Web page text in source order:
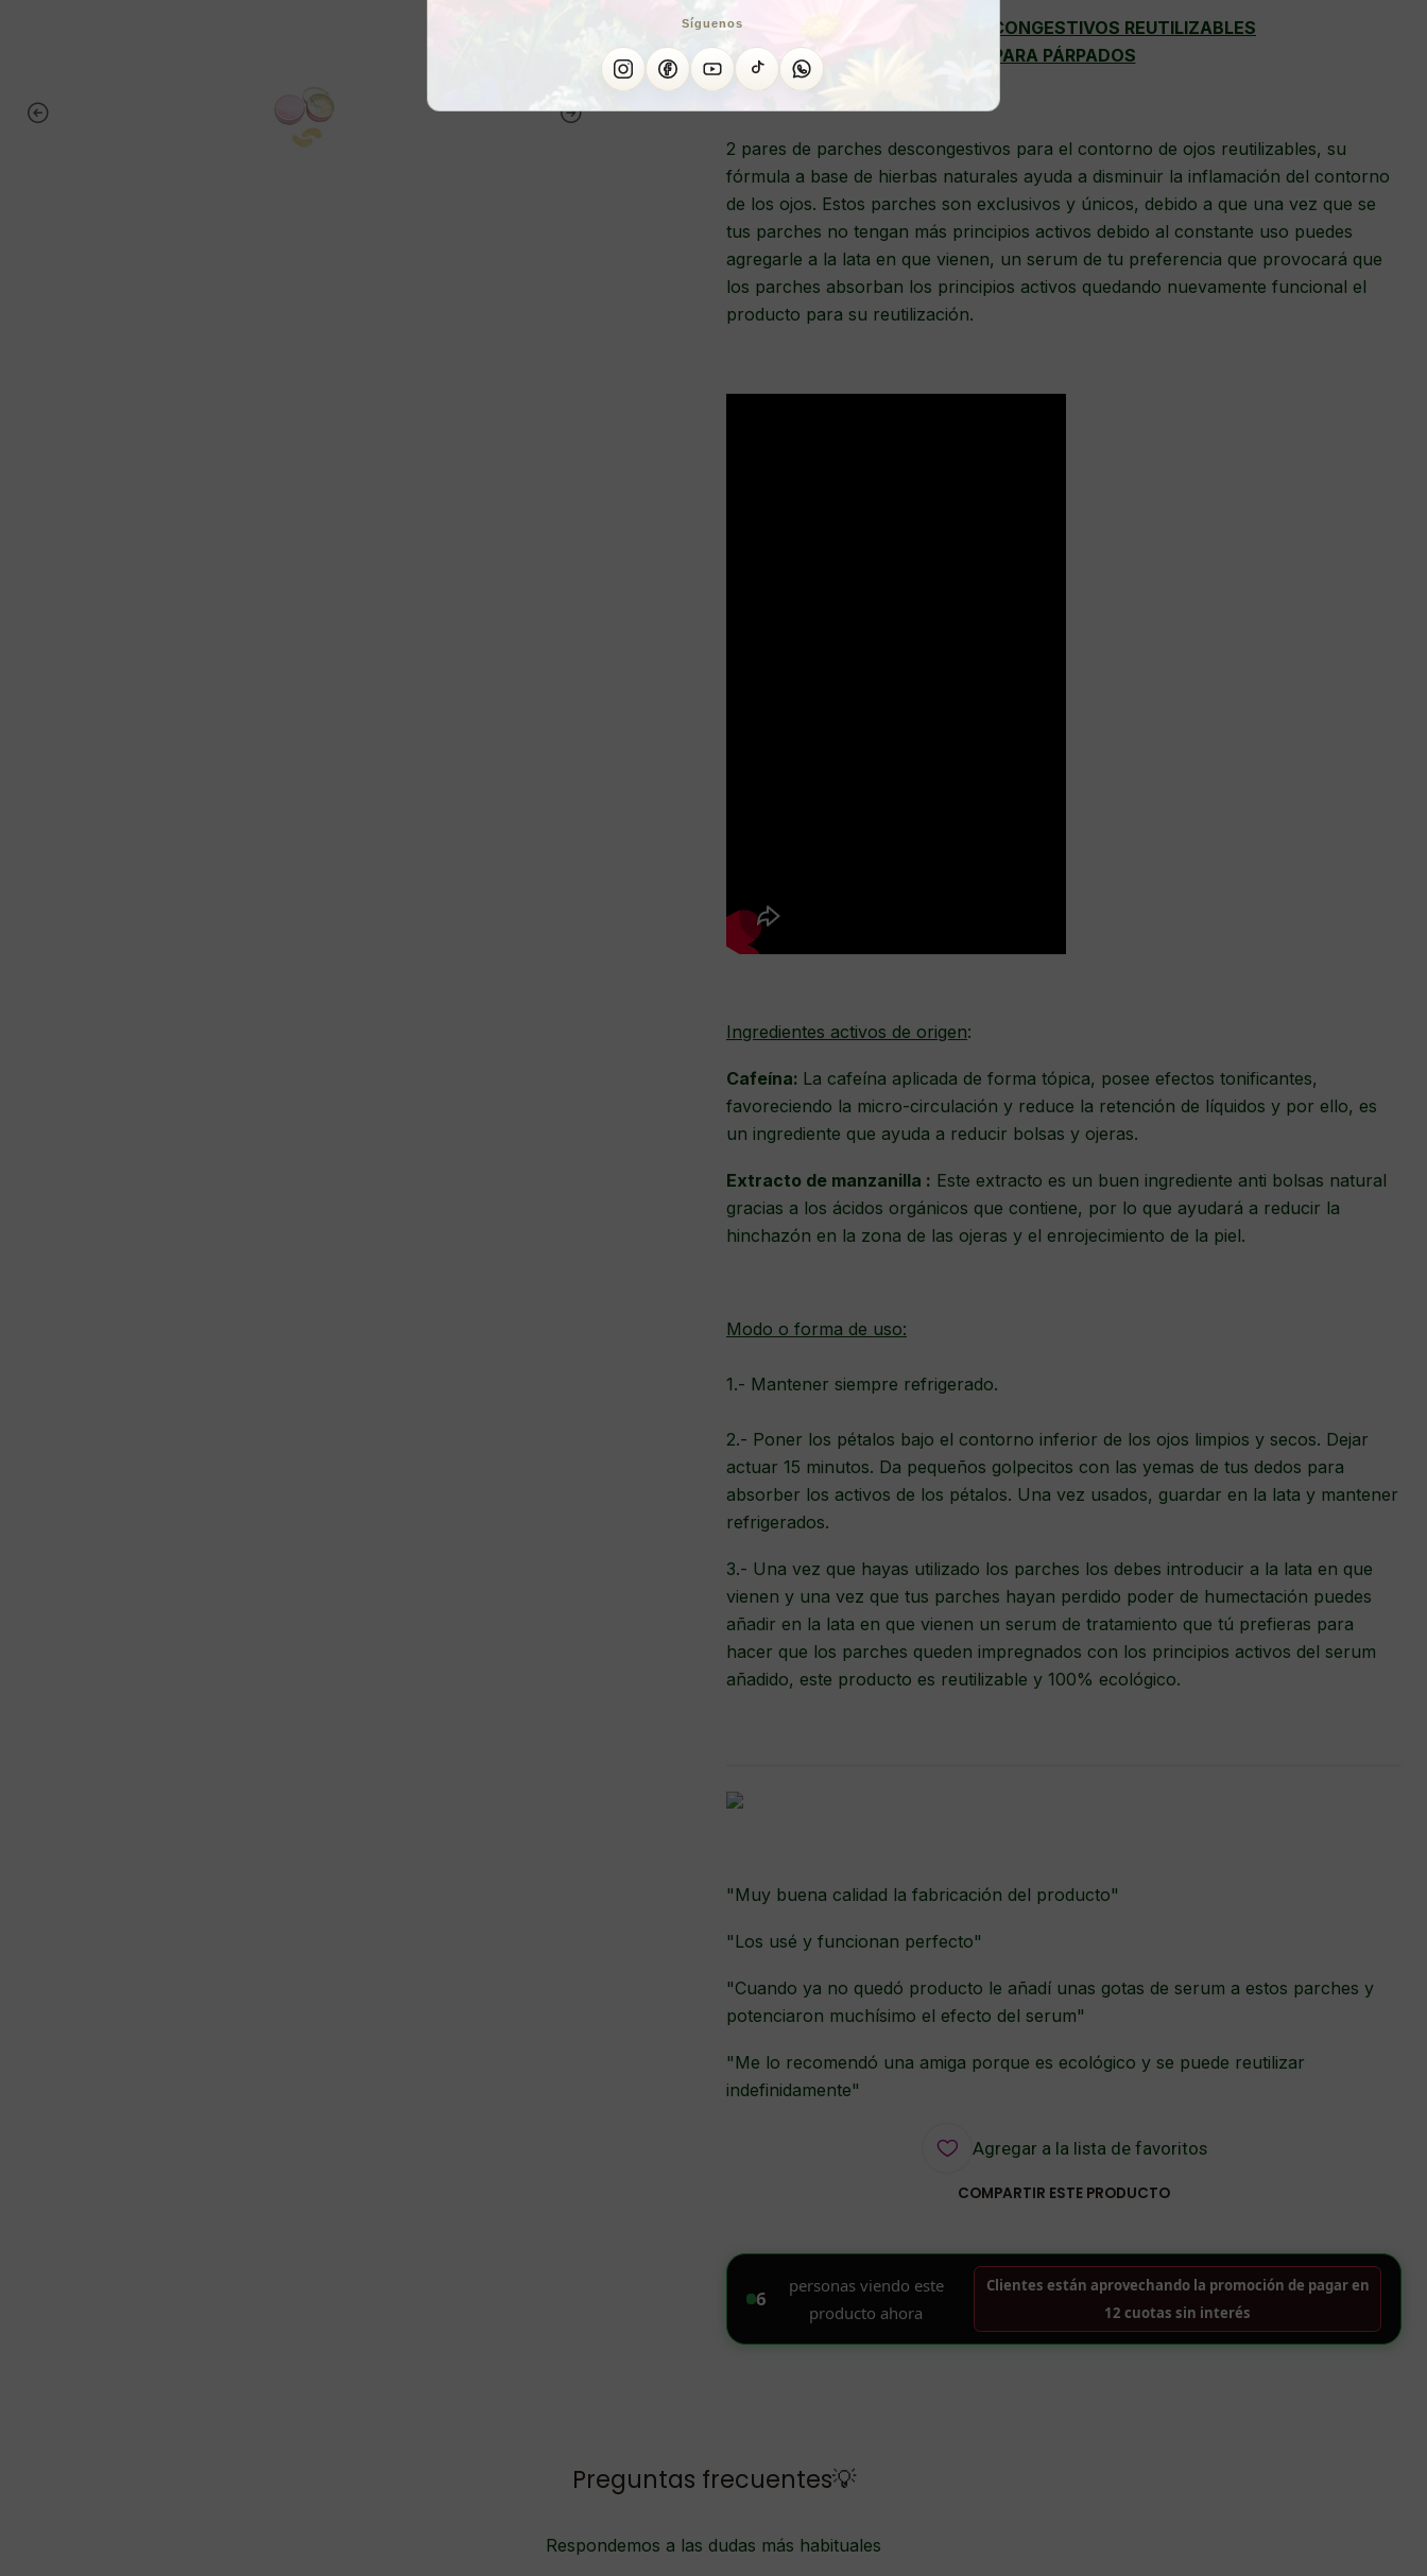
Síguenos
PÉTALOS DESCONGESTIVOS REUTILIZABLES
PARA PÁRPADOS
2 pares de parches descongestivos para el contorno de ojos reutilizables, su
fórmula a base de hierbas naturales ayuda a disminuir la inflamación del contorno
de los ojos. Estos parches son exclusivos y únicos, debido a que una vez que se
tus parches no tengan más principios activos debido al constante uso puedes
agregarle a la lata en que vienen, un serum de tu preferencia que provocará que
los parches absorban los principios activos quedando nuevamente funcional el
producto para su reutilización.
Ingredientes activos de origen:
Cafeína: La cafeína aplicada de forma tópica, posee efectos tonificantes,
favoreciendo la micro-circulación y reduce la retención de líquidos y por ello, es
un ingrediente que ayuda a reducir bolsas y ojeras.
Extracto de manzanilla : Este extracto es un buen ingrediente anti bolsas natural
gracias a los ácidos orgánicos que contiene, por lo que ayudará a reducir la
hinchazón en la zona de las ojeras y el enrojecimiento de la piel.
Modo o forma de uso:
1.- Mantener siempre refrigerado.
2.- Poner los pétalos bajo el contorno inferior de los ojos limpios y secos. Dejar
actuar 15 minutos. Da pequeños golpecitos con las yemas de tus dedos para
absorber los activos de los pétalos. Una vez usados, guardar en la lata y mantener
refrigerados.
3.- Una vez que hayas utilizado los parches los debes introducir a la lata en que
vienen y una vez que tus parches hayan perdido poder de humectación puedes
añadir en la lata en que vienen un serum de tratamiento que tú prefieras para
hacer que los parches queden impregnados con los principios activos del serum
añadido, este producto es reutilizable y 100% ecológico.
"Muy buena calidad la fabricación del producto"
"Los usé y funcionan perfecto"
"Cuando ya no quedó producto le añadí unas gotas de serum a estos parches y
potenciaron muchísimo el efecto del serum"
"Me lo recomendó una amiga porque es ecológico y se puede reutilizar
indefinidamente"
Agregar a la lista de favoritos
COMPARTIR ESTE PRODUCTO
Preguntas frecuentes💡
Respondemos a las dudas más habituales